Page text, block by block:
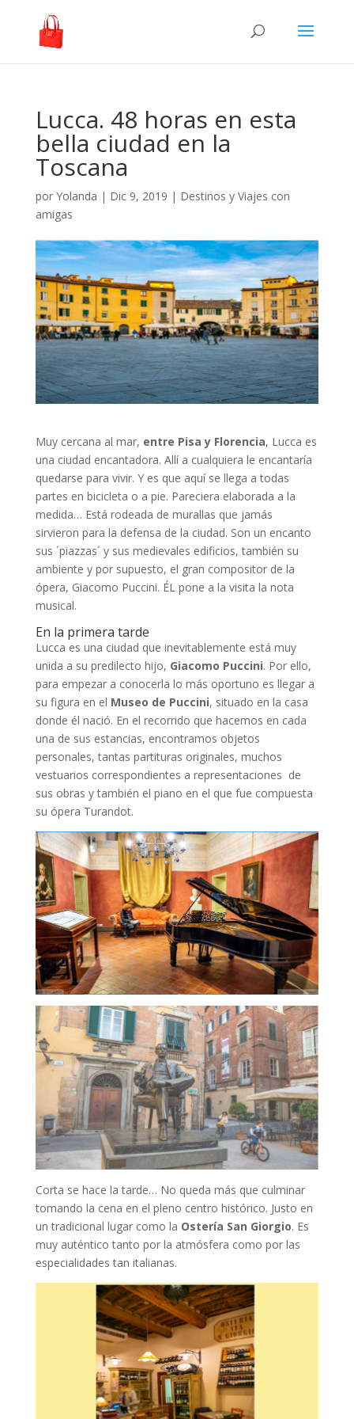
Lucca. 48 horas en esta
bella ciudad en la
Toscana
por Yolanda | Dic 9, 2019 | Destinos y Viajes con
amigas
Muy cercana al mar, entre Pisa y Florencia, Lucca es
una ciudad encantadora. Allí a cualquiera le encantaría
quedarse para vivir. Y es que aquí se llega a todas
partes en bicicleta o a pie. Pareciera elaborada a la
medida… Está rodeada de murallas que jamás
sirvieron para la defensa de la ciudad. Son un encanto
sus ´piazzas´ y sus medievales edificios, también su
ambiente y por supuesto, el gran compositor de la
ópera, Giacomo Puccini. ÉL pone a la visita la nota
musical.
En la primera tarde
Lucca es una ciudad que inevitablemente está muy
unida a su predilecto hijo, Giacomo Puccini. Por ello,
para empezar a conocerla lo más oportuno es llegar a
su figura en el Museo de Puccini, situado en la casa
donde él nació. En el recorrido que hacemos en cada
una de sus estancias, encontramos objetos
personales, tantas partituras originales, muchos
vestuarios correspondientes a representaciones de
sus obras y también el piano en el que fue compuesta
su ópera Turandot.
Corta se hace la tarde… No queda más que culminar
tomando la cena en el pleno centro histórico. Justo en
un tradicional lugar como la Ostería San Giorgio. Es
muy auténtico tanto por la atmósfera como por las
especialidades tan italianas.